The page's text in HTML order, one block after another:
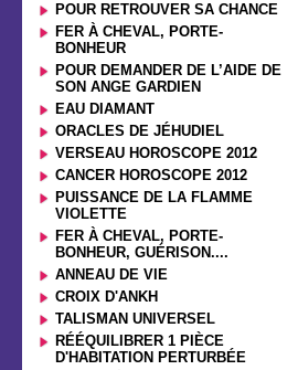
POUR RETROUVER SA CHANCE
FER À CHEVAL, PORTE-
BONHEUR
POUR DEMANDER DE L’AIDE DE
SON ANGE GARDIEN
EAU DIAMANT
ORACLES DE JÉHUDIEL
VERSEAU HOROSCOPE 2012
CANCER HOROSCOPE 2012
PUISSANCE DE LA FLAMME
VIOLETTE
FER À CHEVAL, PORTE-
BONHEUR, GUÉRISON....
ANNEAU DE VIE
CROIX D'ANKH
TALISMAN UNIVERSEL
RÉÉQUILIBRER 1 PIÈCE
D'HABITATION PERTURBÉE